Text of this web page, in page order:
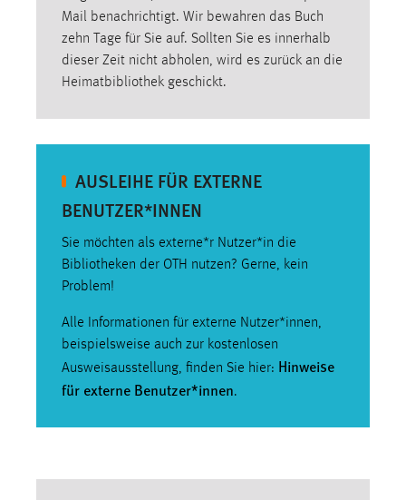
Mail benachrichtigt. Wir bewahren das Buch
zehn Tage für Sie auf. Sollten Sie es innerhalb
dieser Zeit nicht abholen, wird es zurück an die
Heimatbibliothek geschickt.
AUSLEIHE FÜR EXTERNE
BENUTZER*INNEN
Sie möchten als externe*r Nutzer*in die
Bibliotheken der OTH nutzen? Gerne, kein
Problem!
Alle Informationen für externe Nutzer*innen,
beispielsweise auch zur kostenlosen
Ausweisausstellung, finden Sie hier: Hinweise
für externe Benutzer*innen.
EXTERNE MEDIEN
Um Inhalte von Videoplattformen und Social Media
Plattformen anzeigen zu können, werden von diesen
externen Medien Cookies gesetzt.
YouTube
Vimeo